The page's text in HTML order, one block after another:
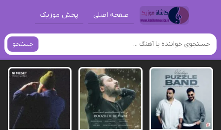
صفحه اصلی پخش موزیک
جستجو